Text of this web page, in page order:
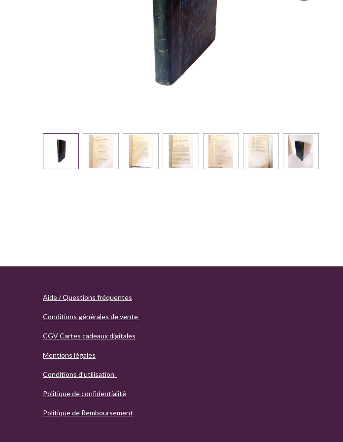
Aide / Questions fréquentes
Conditions générales de vente
CGV Cartes cadeaux digitales
Mentions légales
Conditions d'utilisation
Politique de confidentialité
Politique de Remboursement